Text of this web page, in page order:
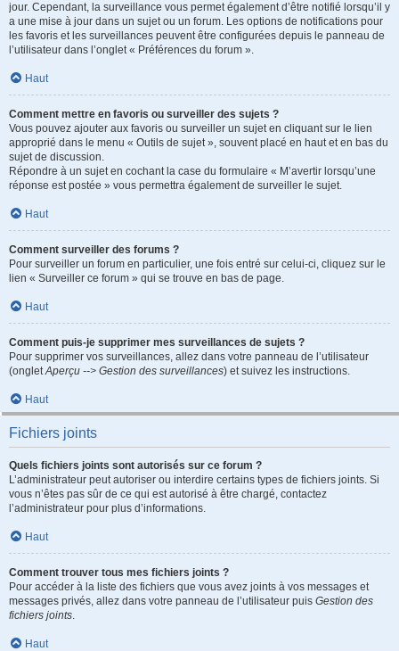
jour. Cependant, la surveillance vous permet également d’être notifié lorsqu’il y
a une mise à jour dans un sujet ou un forum. Les options de notifications pour
les favoris et les surveillances peuvent être configurées depuis le panneau de
l’utilisateur dans l’onglet « Préférences du forum ».
Haut
Comment mettre en favoris ou surveiller des sujets ?
Vous pouvez ajouter aux favoris ou surveiller un sujet en cliquant sur le lien
approprié dans le menu « Outils de sujet », souvent placé en haut et en bas du
sujet de discussion.
Répondre à un sujet en cochant la case du formulaire « M’avertir lorsqu’une
réponse est postée » vous permettra également de surveiller le sujet.
Haut
Comment surveiller des forums ?
Pour surveiller un forum en particulier, une fois entré sur celui-ci, cliquez sur le
lien « Surveiller ce forum » qui se trouve en bas de page.
Haut
Comment puis-je supprimer mes surveillances de sujets ?
Pour supprimer vos surveillances, allez dans votre panneau de l’utilisateur
(ongletAperçu --> Gestion des surveillances) et suivez les instructions.
Haut
Fichiers joints
Quels fichiers joints sont autorisés sur ce forum ?
L’administrateur peut autoriser ou interdire certains types de fichiers joints. Si
vous n’êtes pas sûr de ce qui est autorisé à être chargé, contactez
l’administrateur pour plus d’informations.
Haut
Comment trouver tous mes fichiers joints ?
Pour accéder à la liste des fichiers que vous avez joints à vos messages et
messages privés, allez dans votre panneau de l’utilisateur puis Gestion des
fichiers joints.
Haut